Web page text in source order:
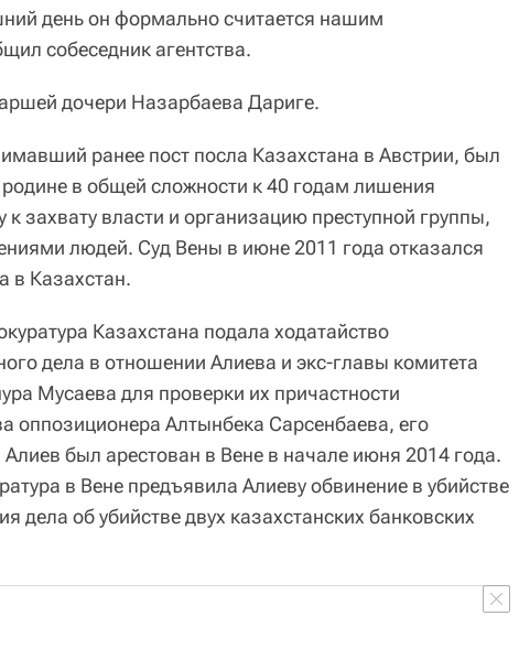
день он формально считается нашим
собеседник агентства.
дочери Назарбаева Дариге.
ранее пост посла Казахстана в Австрии, был
в общей сложности к 40 годам лишения
к захвату власти и организацию преступной группы,
людей. Суд Вены в июне 2011 года отказался
в Казахстан.
Казахстана подала ходатайство
дела в отношении Алиева и экс-главы комитета
Мусаева для проверки их причастности
оппозиционера Алтынбека Сарсенбаева, его
был арестован в Вене в начале июня 2014 года.
в Вене предъявила Алиеву обвинение в убийстве
дела об убийстве двух казахстанских банковских